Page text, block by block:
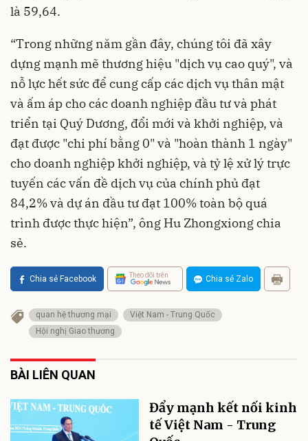
là 59,64.
“Trong những năm gần đây, chúng tôi đã xây
dựng mạnh mẽ thương hiệu "dịch vụ cao quý", và
nỗ lực hết sức để cung cấp các dịch vụ thân mật
và ấm áp cho các doanh nghiệp đầu tư và phát
triển tại Quý Dương, đổi mới và khởi nghiệp, và
đạt được "chi phí bằng 0" và "hoàn thành 1 ngày"
cho doanh nghiệp khởi nghiệp, và tỷ lệ xử lý trực
tuyến các vấn đề dịch vụ của chính phủ đạt
84,2% và dự án đầu tư đạt 100% toàn bộ quá
trình được thực hiện”, ông Hu Zhongxiong chia
sẻ.
Chia sẻ Facebook Theo dõi trên Chia sẻ Zalo
quan hệ thương mại
Việt Nam - Trung Quốc
Hội nghị Giao thương
BÀI LIÊN QUAN
Đẩy mạnh kết nối kinh
tế Việt Nam - Trung